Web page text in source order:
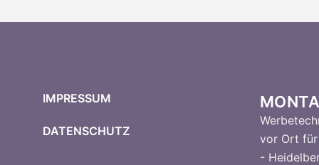
IMPRESSUM
DATENSCHUTZ
vor Ort für
-